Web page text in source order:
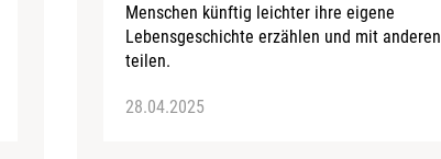
Menschen künftig leichter ihre eigene
Lebensgeschichte erzählen und mit anderen
teilen.
28.04.2025